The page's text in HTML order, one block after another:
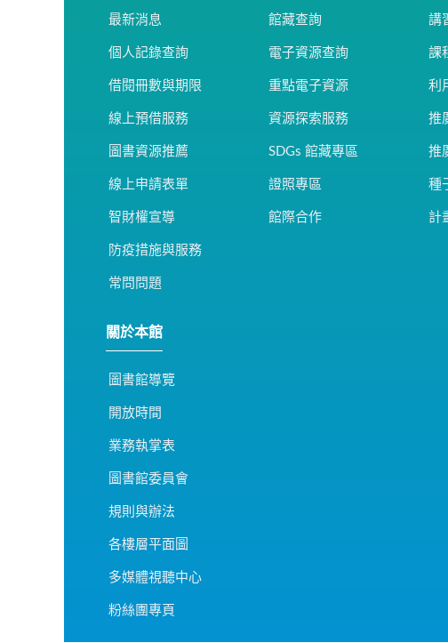
最新消息
個人記錄查詢
借閱冊數與期限
線上預借服務
圖書資源推薦
線上申請表單
智財權宣導
防疫措施與服務
常問問題
館藏查詢
電子資源查詢
重點電子資源
資源探索服務
SDGs 館藏專區
證照專區
館際合作
講
課
利
推
推
種
計
關於本館
圖書館導覽
開放時間
業務執掌表
圖書館委員會
規則與辦法
各樓層平面圖
多媒體視聽中心
粉絲團專頁